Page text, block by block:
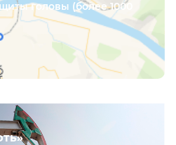
головы (более 1000